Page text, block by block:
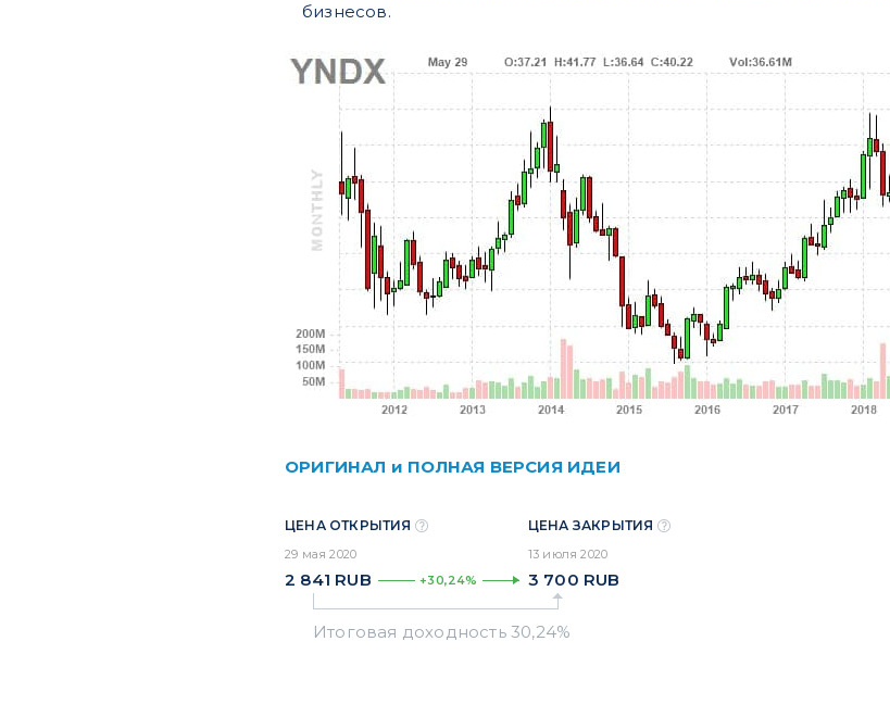
бизнесов.
ОРИГИНАЛ и ПОЛНАЯ ВЕРСИЯ ИДЕИ
ЦЕНА ОТКРЫТИЯ
29 мая 2020
2 841 RUB +30,24%
ЦЕНА ЗАКРЫТИЯ
13 июля 2020
3 700 RUB